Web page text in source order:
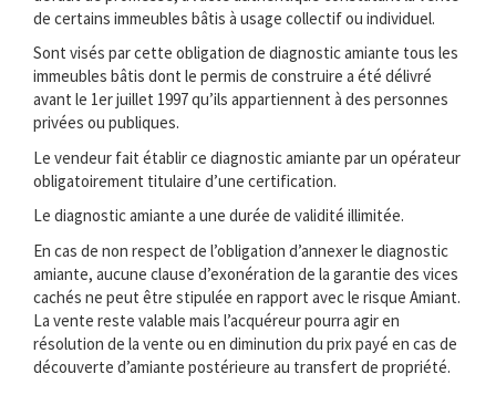
de certains immeubles bâtis à usage collectif ou individuel.
Sont visés par cette obligation de diagnostic amiante tous les
immeubles bâtis dont le permis de construire a été délivré
avant le 1er juillet 1997 qu’ils appartiennent à des personnes
privées ou publiques.
Le vendeur fait établir ce diagnostic amiante par un opérateur
obligatoirement titulaire d’une certification.
Le diagnostic amiante a une durée de validité illimitée.
En cas de non respect de l’obligation d’annexer le diagnostic
amiante, aucune clause d’exonération de la garantie des vices
cachés ne peut être stipulée en rapport avec le risque Amiant.
La vente reste valable mais l’acquéreur pourra agir en
résolution de la vente ou en diminution du prix payé en cas de
découverte d’amiante postérieure au transfert de propriété.